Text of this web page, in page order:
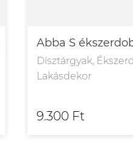
Abba S
Dísztárgyak,
Lakásdekor
9.300 Ft